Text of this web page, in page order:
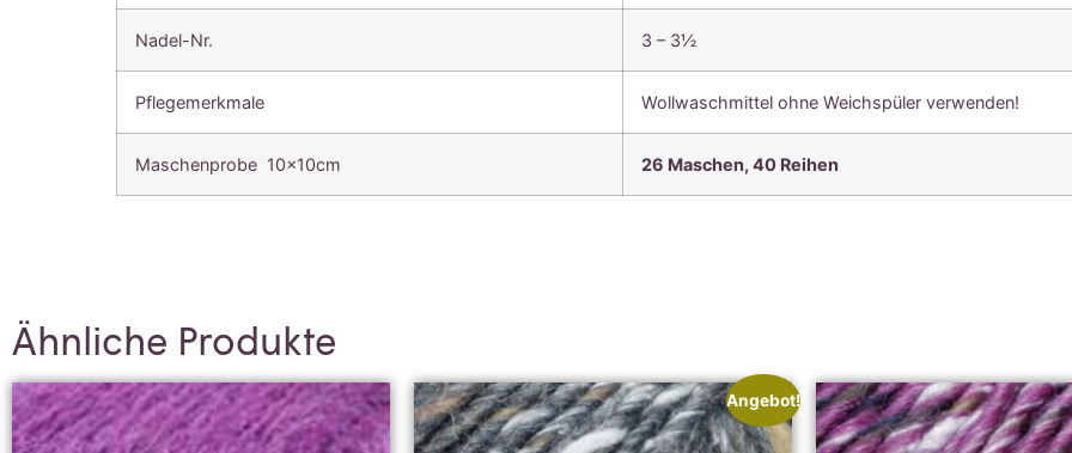
Nadel-Nr. 3 – 3½
Pflegemerkmale Wollwaschmittel ohne Weichspüler verwenden!
Maschenprobe 10x10cm 26 Maschen,40 Reihen
Ähnliche Produkte
Angebot!